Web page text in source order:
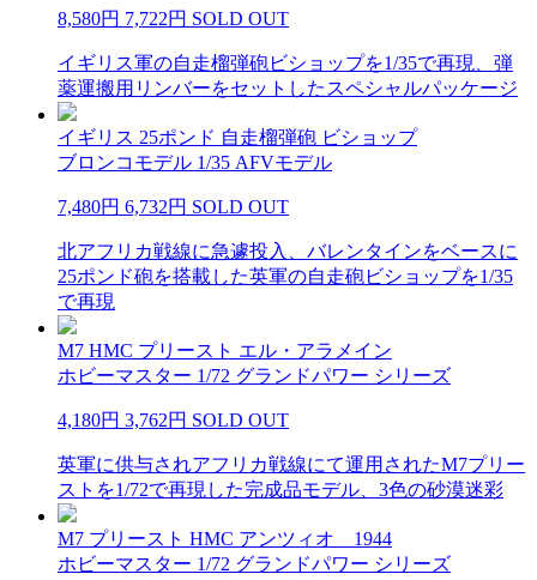
8,580円 7,722円 SOLD OUT
イギリス軍の自走榴弾砲ビショップを1/35で再現、弾
薬運搬用リンバーをセットしたスペシャルパッケージ
イギリス 25ポンド 自走榴弾砲 ビショップ
ブロンコモデル 1/35 AFVモデル
7,480円 6,732円 SOLD OUT
北アフリカ戦線に急遽投入、バレンタインをベースに
25ポンド砲を搭載した英軍の自走砲ビショップを1/35
で再現
M7 HMC プリースト エル・アラメイン
ホビーマスター 1/72 グランドパワー シリーズ
4,180円 3,762円 SOLD OUT
英軍に供与されアフリカ戦線にて運用されたM7プリー
ストを1/72で再現した完成品モデル、3色の砂漠迷彩
M7 プリースト HMC アンツィオ 1944
ホビーマスター 1/72 グランドパワー シリーズ